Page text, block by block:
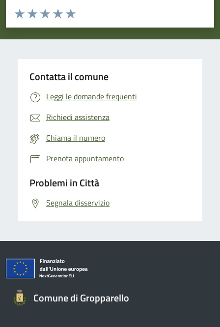
Domanda
Valuta da 1 a 5 stelle la pagina
Valuta 5 stelle su 5
Valuta 4 stelle su 5
Valuta 3 stelle su 5
Valuta 2 stelle su 5
Valuta 1 stelle su 5
Contatta il comune
Leggi le domande frequenti
Richiedi assistenza
Chiama il numero
Prenota appuntamento
Problemi in Città
Segnala disservizio
Comune di Gropparello